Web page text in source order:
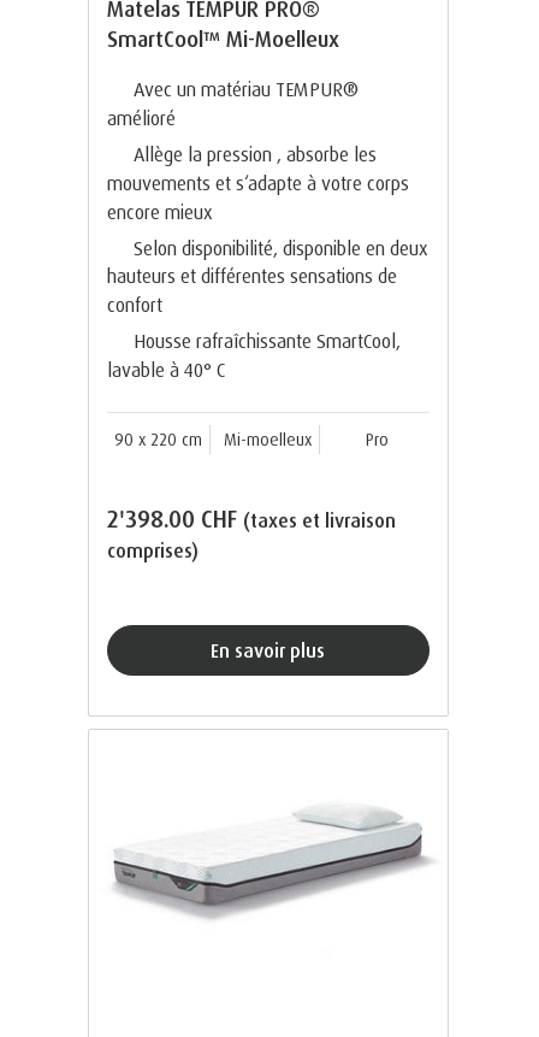
Matelas TEMPUR PRO®
SmartCool™ Mi-Moelleux
Avec un matériau TEMPUR®
amélioré
Allège la pression , absorbe les
mouvements et s‘adapte à votre corps
encore mieux
Selon disponibilité, disponible en deux
hauteurs et différentes sensations de
confort
Housse rafraîchissante SmartCool,
lavable à 40° C
90 x 220 cm Mi-moelleux Pro
2'398.00 CHF (taxes et livraison
comprises)
En savoir plus